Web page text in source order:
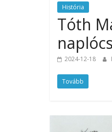
História
Tóth
2024-12-18
Tovább